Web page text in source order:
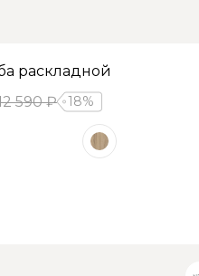
раскладной
590 ₽ 18%